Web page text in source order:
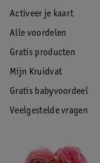
Activeer je kaart
Alle voordelen
Gratis producten
Mijn Kruidvat
Gratis babyvoordeel
Veelgestelde vragen